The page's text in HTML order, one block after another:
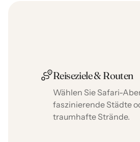
Reiseziele & Routen
Wählen Sie Safari-
faszinierende Städte
traumhafte Strände.